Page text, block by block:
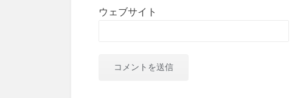
ウェブサイト